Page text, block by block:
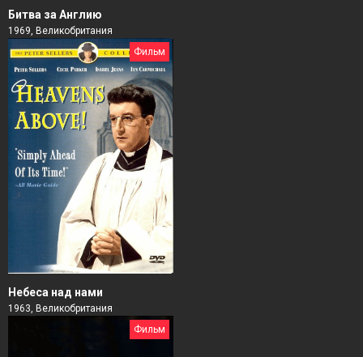
Битва за Англию
1969, Великобритания
Фильм
Небеса над нами
1963, Великобритания
Фильм